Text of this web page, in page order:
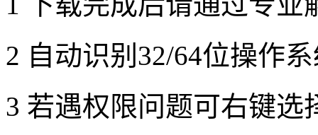
2 自动识别32/64位操作
3 若遇权限问题可右键选